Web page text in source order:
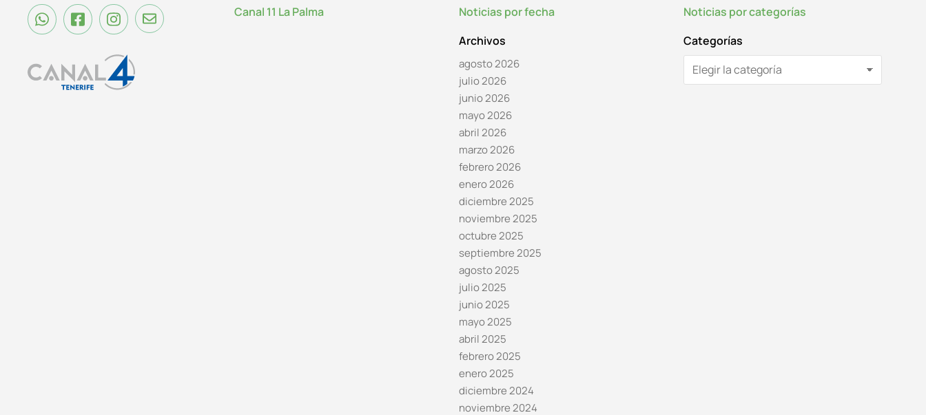
Canal 11 La Palma
Noticias por fecha
Archivos
agosto 2026
julio 2026
junio 2026
mayo 2026
abril 2026
marzo 2026
febrero 2026
enero 2026
diciembre 2025
noviembre 2025
octubre 2025
septiembre 2025
agosto 2025
julio 2025
junio 2025
mayo 2025
abril 2025
febrero 2025
enero 2025
diciembre 2024
noviembre 2024
Noticias por categorías
Categorías